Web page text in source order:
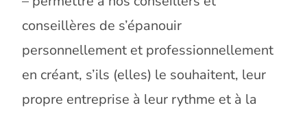
conseillères de s’épanouir
personnellement et professionnellement
en créant, s’ils (elles) le souhaitent, leur
propre entreprise à leur rythme et à la